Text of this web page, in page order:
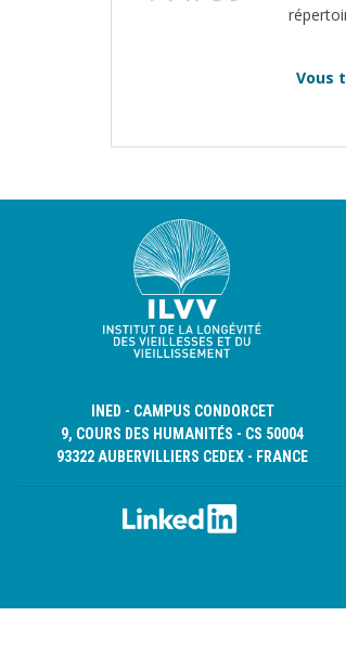
Vous
INED - CAMPUS CONDORCET
9, COURS DES HUMANITÉS - CS 50004
93322 AUBERVILLIERS CEDEX - FRANCE